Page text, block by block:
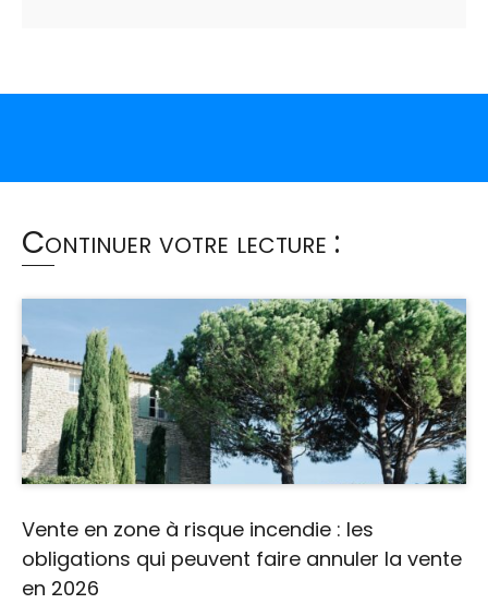
Continuer votre lecture :
Vente en zone à risque incendie : les
obligations qui peuvent faire annuler la vente
en 2026